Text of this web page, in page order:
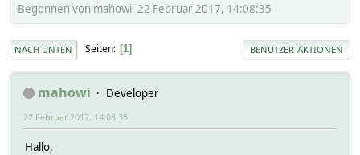
Begonnen von mahowi, 22 Februar 2017, 14:08:35
NACH UNTEN Seiten 1 BENUTZER-AKTIONEN
mahowi Developer
22 Februar 2017, 14:08:35
Hallo,